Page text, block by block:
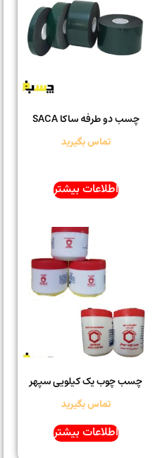
چسب دو طرفه ساکا SACA
تماس بگیرید
اطلاعات بیشتر
چسب چوب یک کیلویی سپهر
تماس بگیرید
اطلاعات بیشتر